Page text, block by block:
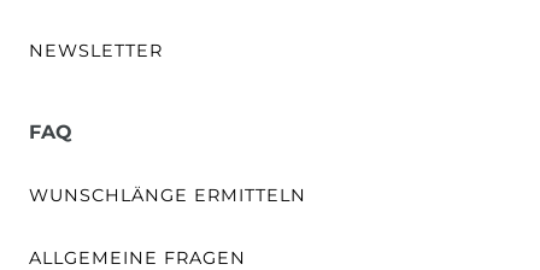
NEWSLETTER
FAQ
WUNSCHLÄNGE ERMITTELN
ALLGEMEINE FRAGEN